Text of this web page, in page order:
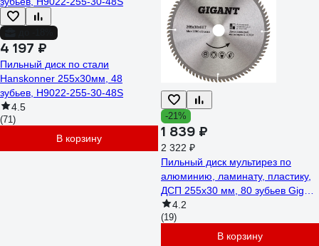
4 197 ₽
Пильный диск по стали
Hanskonner 255x30мм, 48
зубьев, H9022-255-30-48S
4.5
(71)
В корзину
-21%
1 839 ₽
2 322 ₽
Пильный диск мультирез по
алюминию, ламинату, пластику,
ДСП 255x30 мм, 80 зубьев Gigant
G-110934
4.2
(19)
В корзину